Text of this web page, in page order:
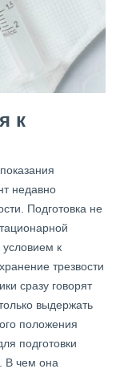
к
недавно
Подготовка не
к
трезвости
сразу говорят
выдержать
положения
подготовки
В чем она